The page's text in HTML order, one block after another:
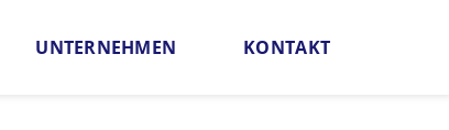
UNTERNEHMEN KONTAKT